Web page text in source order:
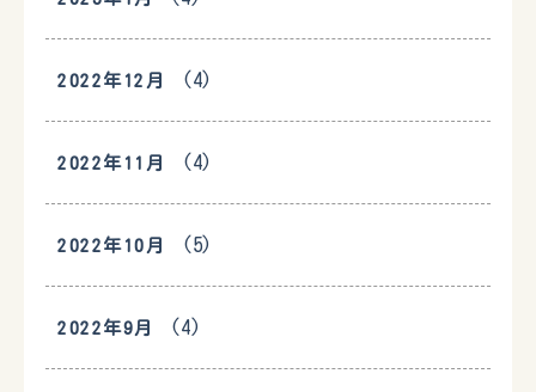
2022年12月 (4)
2022年11月 (4)
2022年10月 (5)
2022年9月 (4)